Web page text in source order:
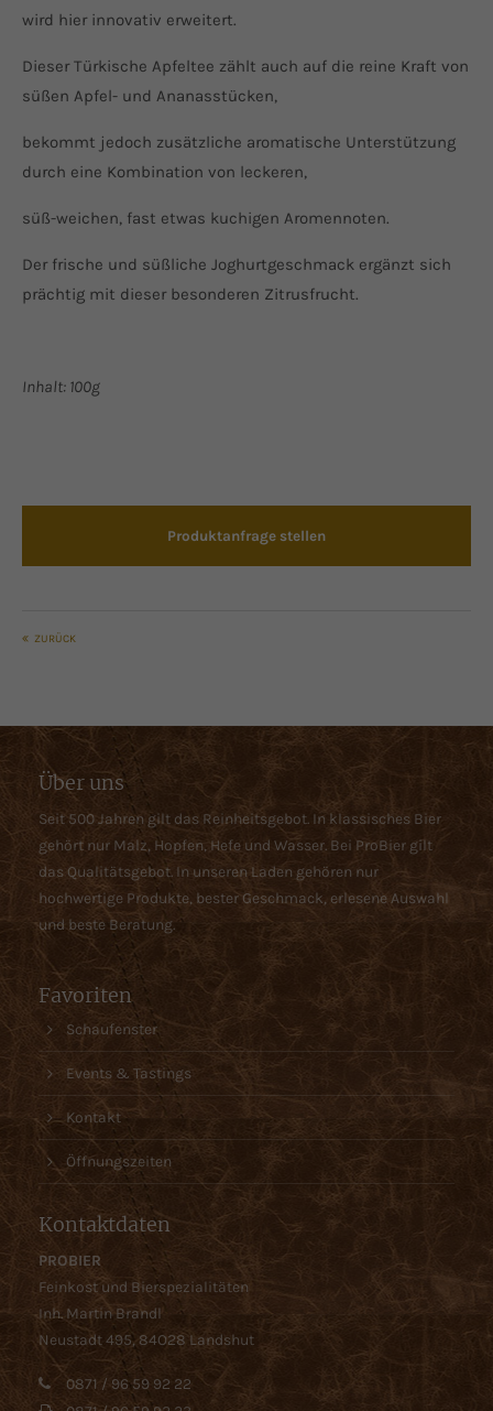
wird hier innovativ erweitert.
Dieser Türkische Apfeltee zählt auch auf die reine Kraft von
süßen Apfel- und Ananasstücken,
bekommt jedoch zusätzliche aromatische Unterstützung
durch eine Kombination von leckeren,
süß-weichen, fast etwas kuchigen Aromennoten.
Der frische und süßliche Joghurtgeschmack ergänzt sich
prächtig mit dieser besonderen Zitrusfrucht.
Inhalt: 100g
Produktanfrage stellen
ZURÜCK
Über uns
Seit 500 Jahren gilt das Reinheitsgebot. In klassisches Bier
gehört nur Malz, Hopfen, Hefe und Wasser. Bei ProBier gilt
das Qualitätsgebot. In unseren Laden gehören nur
hochwertige Produkte, bester Geschmack, erlesene Auswahl
und beste Beratung.
Favoriten
Schaufenster
Events & Tastings
Kontakt
Öffnungszeiten
Kontaktdaten
PROBIER
Feinkost und Bierspezialitäten
Inh. Martin Brandl
Neustadt 495, 84O28 Landshut
0871 / 96 59 92 22